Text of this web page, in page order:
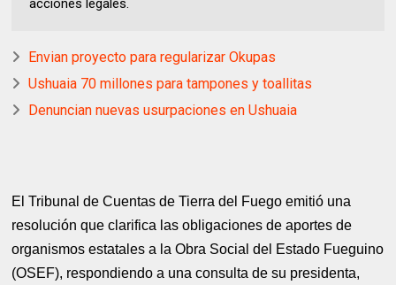
Envian proyecto para regularizar Okupas
Ushuaia 70 millones para tampones y toallitas
Denuncian nuevas usurpaciones en Ushuaia
El Tribunal de Cuentas de Tierra del Fuego emitió una
resolución que clarifica las obligaciones de aportes de
organismos estatales a la Obra Social del Estado Fueguino
(OSEF), respondiendo a una consulta de su presidenta,